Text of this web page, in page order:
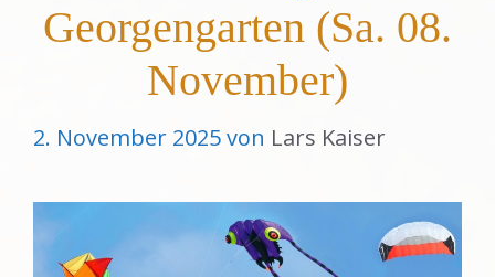
Georgengarten (Sa. 08.
November)
2. November 2025von Lars Kaiser